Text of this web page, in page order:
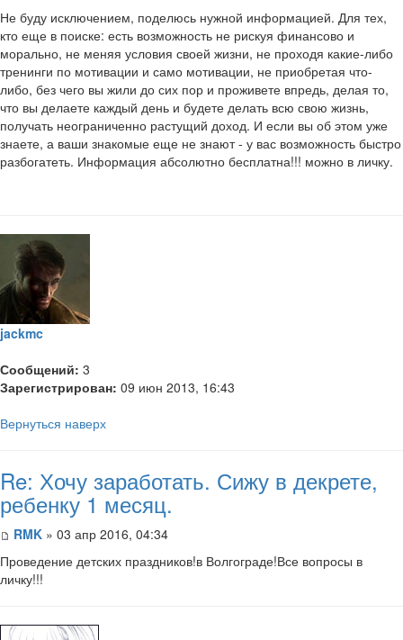
Не буду исключением, поделюсь нужной информацией. Для тех,
кто еще в поиске: есть возможность не рискуя финансово и
морально, не меняя условия своей жизни, не проходя какие-либо
тренинги по мотивации и само мотивации, не приобретая что-
либо, без чего вы жили до сих пор и проживете впредь, делая то,
что вы делаете каждый день и будете делать всю свою жизнь,
получать неограниченно растущий доход. И если вы об этом уже
знаете, а ваши знакомые еще не знают - у вас возможность быстро
разбогатеть. Информация абсолютно бесплатна!!! можно в личку.
jackmc
Сообщений: 3
Зарегистрирован: 09 июн 2013, 16:43
Вернуться наверх
Re: Хочу заработать. Сижу в декрете,
ребенку 1 месяц.
RMK » 03 апр 2016, 04:34
Проведение детских праздников!в Волгограде!Все вопросы в
личку!!!